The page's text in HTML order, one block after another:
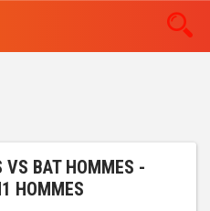
VS BAT HOMMES -
HOMMES